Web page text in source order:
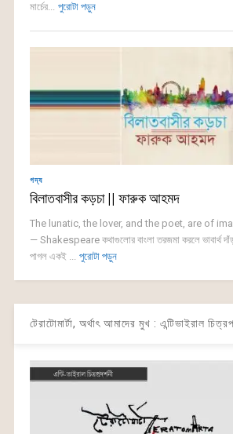
মার্চের... পুরোটা পড়ুন
গদ্য
বিলাতবাসীর কড়চা || ফারুক আহমদ
The lunatic, the lover, and the poet, are of
— Shakespeare কথাগুলোর বাংলা তরজমা করলে ভাবার্থ
পাগল একই ... পুরোটা পড়ুন
টেরাটোমার্টা, অর্থাৎ আমাদের মুখ : এন্টিভাইরাল